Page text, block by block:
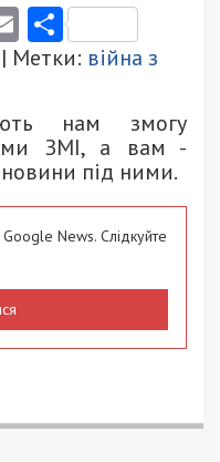
Email
| Метки: війна з
нам змогу
ЗМІ, а вам -
під ними.
News. Слідкуйте